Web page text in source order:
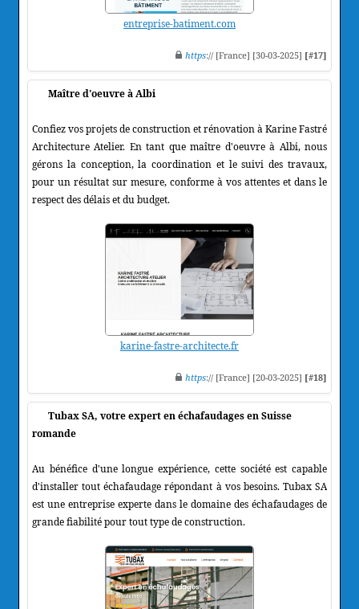
entreprise-batiment.com
https:// [France] [30-03-2025] [#17]
Maître d'oeuvre à Albi
Confiez vos projets de construction et rénovation à Karine Fastré
Architecture Atelier. En tant que maître d'oeuvre à Albi, nous
gérons la conception, la coordination et le suivi des travaux,
pour un résultat sur mesure, conforme à vos attentes et dans le
respect des délais et du budget.
karine-fastre-architecte.fr
https:// [France] [20-03-2025] [#18]
Tubax SA, votre expert en échafaudages en Suisse
romande
Au bénéfice d'une longue expérience, cette société est capable
d'installer tout échafaudage répondant à vos besoins. Tubax SA
est une entreprise experte dans le domaine des échafaudages de
grande fiabilité pour tout type de construction.